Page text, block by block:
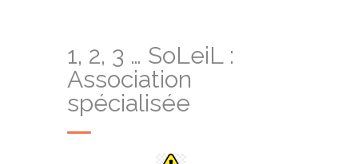
1, 2, 3 … SoLeiL :
Association
spécialisée